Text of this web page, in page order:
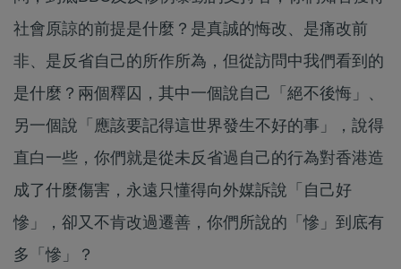
社會原諒的前提是什麼？是真誠的悔改、是痛改前
非、是反省自己的所作所為，但從訪問中我們看到的
是什麼？兩個釋囚，其中一個說自己「絕不後悔」、
另一個說「應該要記得這世界發生不好的事」，說得
直白一些，你們就是從未反省過自己的行為對香港造
成了什麼傷害，永遠只懂得向外媒訴說「自己好
慘」，卻又不肯改過遷善，你們所說的「慘」到底有
多「慘」？